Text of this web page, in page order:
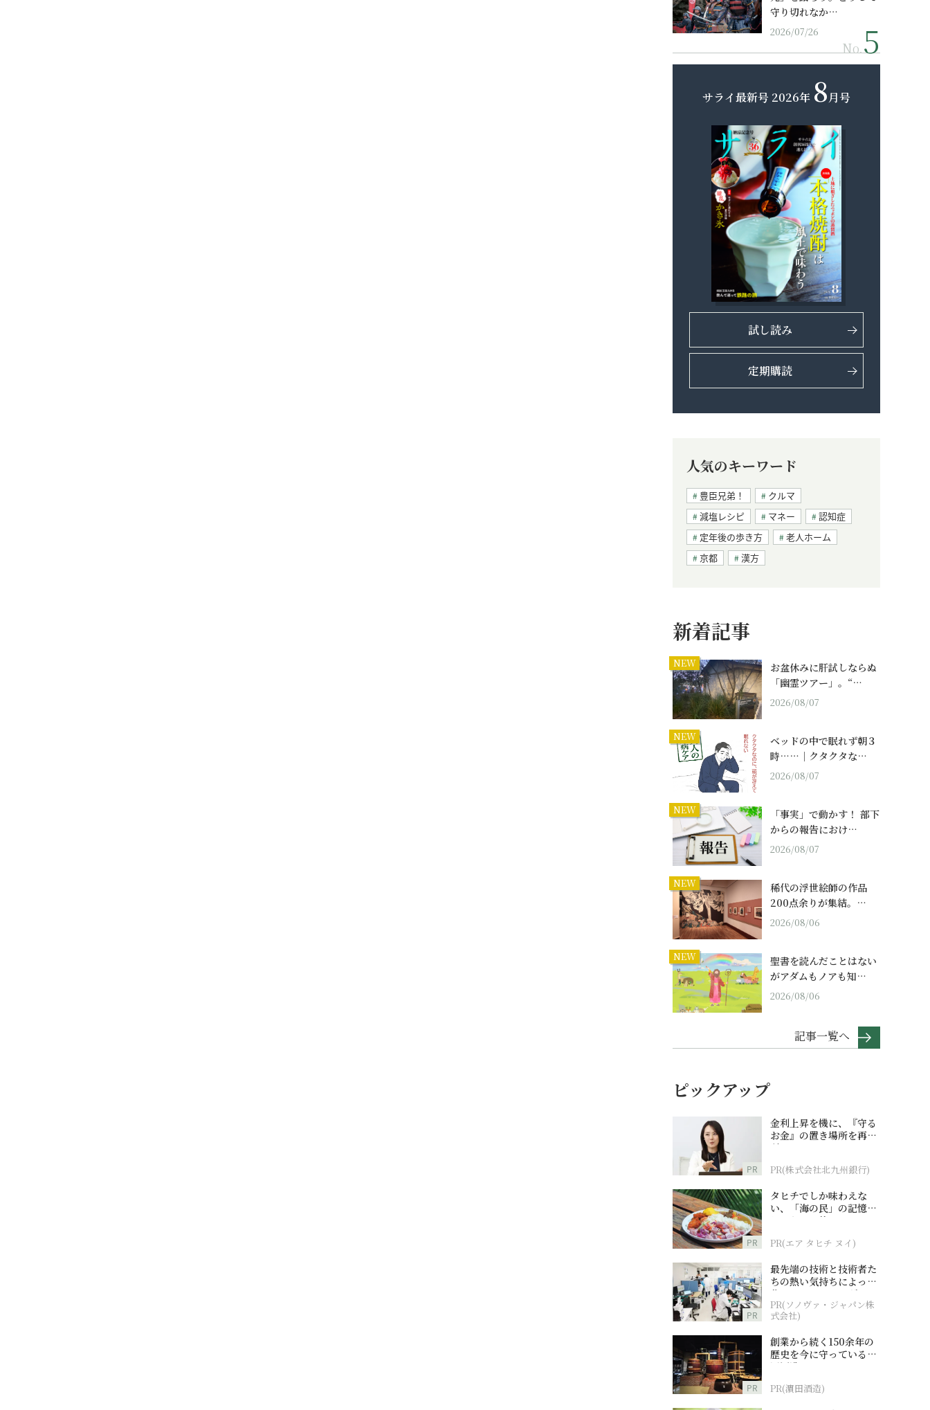
守り切れなか…
2026/07/26
No.
サライ最新号 2026年 8月号
試し読み
定期購読
人気のキーワード
豊臣兄弟！
クルマ
減塩レシピ
マネー
認知症
定年後の歩き方
老人ホーム
京都
漢方
新着記事
NEW
お盆休みに肝試しならぬ
「幽霊ツアー」。“…
2026/08/07
NEW
ベッドの中で眠れず朝３
時……｜クタクタな…
2026/08/07
NEW
「事実」で動かす！ 部下
からの報告におけ…
2026/08/07
NEW
稀代の浮世絵師の作品
200点余りが集結。…
2026/08/06
NEW
聖書を読んだことはない
がアダムもノアも知…
2026/08/06
記事一覧へ
ピックアップ
PR
金利上昇を機に、『守る
お金』の置き場所を再検
討
PR(株式会社北九州銀行)
PR
タヒチでしか味わえな
い、「海の民」の記憶へ
とつながる旅
PR(エア タヒチ ヌイ)
PR
最先端の技術と技術者た
ちの熱い気持ちによって
作られているオーダーメ
イド補聴器
PR(ソノヴァ・ジャパン株
式会社)
PR
創業から続く150余年の
歴史を今に守っている濵
田酒造
PR(濵田酒造)